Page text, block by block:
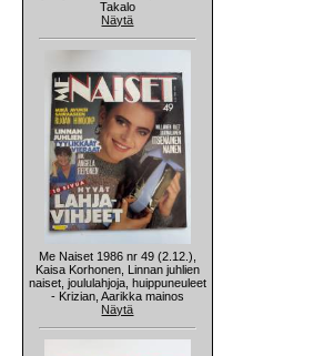
Takalo
Näytä
Me Naiset 1986 nr 49 (2.12.),
Kaisa Korhonen, Linnan juhlien
naiset, joululahjoja, huippuneuleet
- Krizian, Aarikka mainos
Näytä